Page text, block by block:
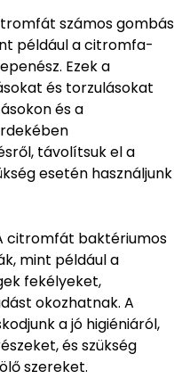
számos gombás
például a citromfa-
Ezek a
és torzulásokat
és a
távolítsuk el a
esetén használjunk
citromfát baktériumos
mint például a
fekélyeket,
okozhatnak. A
a jó higiéniáról,
és szükség
szereket.